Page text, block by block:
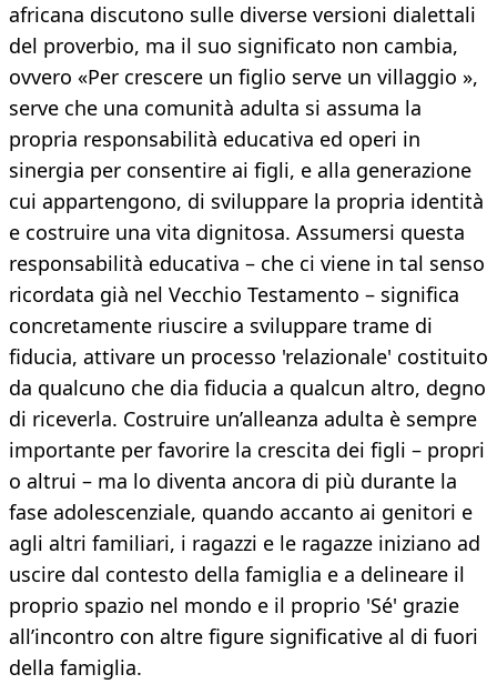
africana discutono sulle diverse versioni dialettali
del proverbio, ma il suo significato non cambia,
ovvero «Per crescere un figlio serve un villaggio »,
serve che una comunità adulta si assuma la
propria responsabilità educativa ed operi in
sinergia per consentire ai figli, e alla generazione
cui appartengono, di sviluppare la propria identità
e costruire una vita dignitosa. Assumersi questa
responsabilità educativa – che ci viene in tal senso
ricordata già nel Vecchio Testamento – significa
concretamente riuscire a sviluppare trame di
fiducia, attivare un processo 'relazionale' costituito
da qualcuno che dia fiducia a qualcun altro, degno
di riceverla. Costruire un’alleanza adulta è sempre
importante per favorire la crescita dei figli – propri
o altrui – ma lo diventa ancora di più durante la
fase adolescenziale, quando accanto ai genitori e
agli altri familiari, i ragazzi e le ragazze iniziano ad
uscire dal contesto della famiglia e a delineare il
proprio spazio nel mondo e il proprio 'Sé' grazie
all’incontro con altre figure significative al di fuori
della famiglia.